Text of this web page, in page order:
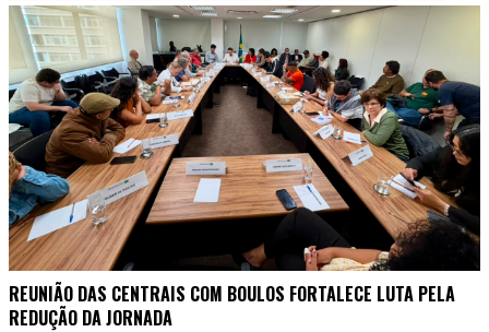
REUNIÃO DAS CENTRAIS COM BOULOS FORTALECE LUTA PELA
REDUÇÃO DA JORNADA